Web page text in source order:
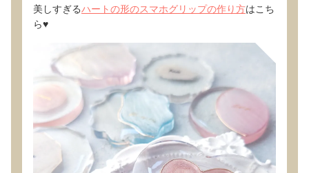
美しすぎるハートの形のスマホグリップの作り方はこち
ら♥